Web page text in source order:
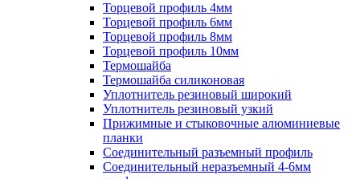
Торцевой профиль 4мм
Торцевой профиль 6мм
Торцевой профиль 8мм
Торцевой профиль 10мм
Термошайба
Термошайба силиконовая
Уплотнитель резиновый широкий
Уплотнитель резиновый узкий
Прижимные и стыковочные алюминиевые
планки
Соединительный разъемный профиль
Соединительный неразъемный 4-6мм